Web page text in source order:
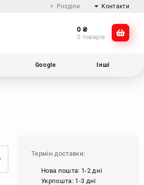
Розділи Контакти
@dikocase
0 ₴
0 товарів
Google Інші
Термін доставки:
Нова пошта: 1-2 дні
Укрпошта: 1-3 дні